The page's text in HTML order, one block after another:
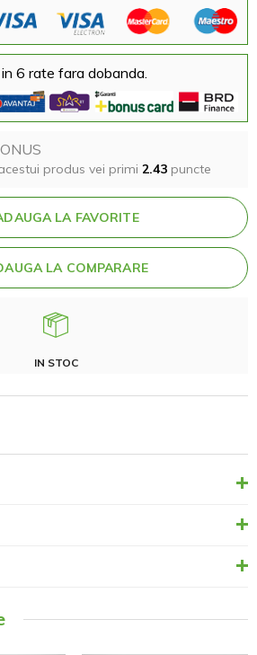
6 rate fara dobanda.
produs vei primi 2.43 puncte
LA FAVORITE
LA COMPARARE
IN STOC